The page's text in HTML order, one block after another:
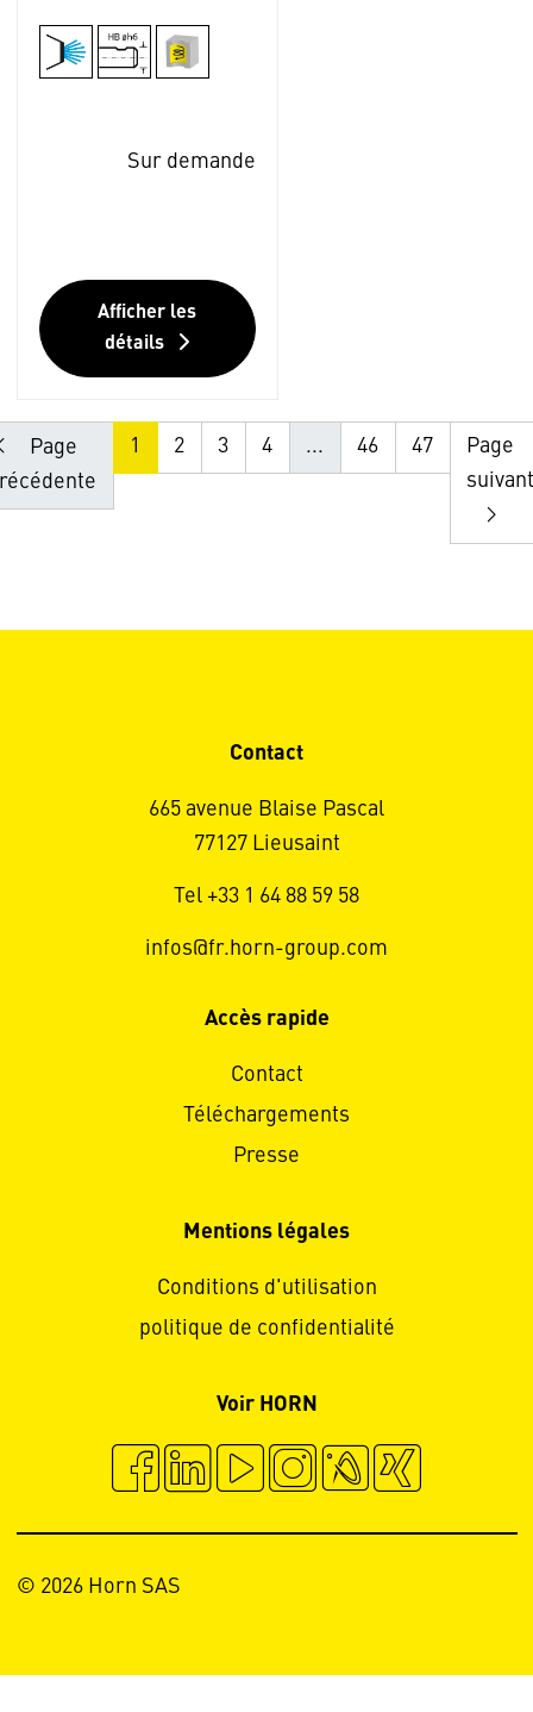
Sur demande
Afficher les
détails
Page
1 2 3 4 ... 46 47
Page
Contact
665 avenue Blaise Pascal
77127 Lieusaint
Tel +33 1 64 88 59 58
infos@fr.horn-group.com
Accès rapide
Contact
Téléchargements
Presse
Mentions légales
Conditions d'utilisation
politique de confidentialité
Voir HORN
© 2026 Horn SAS